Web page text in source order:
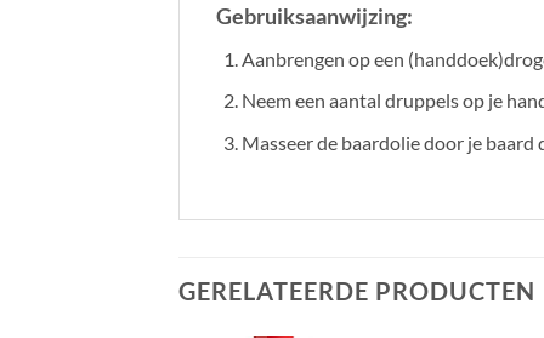
Gebruiksaanwijzing:
Aanbrengen op een
Neem een aantal druppels op je
Masseer de baardolie door je baard
GERELATEERDE PRODUCTEN